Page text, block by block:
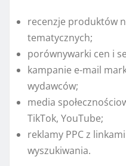
recenzje produktów
tematycznych;
porównywarki cen i
kampanie e-mail
wydawców;
media
TikTok, YouTube;
reklamy PPC z
wyszukiwania.